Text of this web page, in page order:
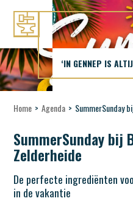
‘IN GENNEP IS
Home > Agenda > SummerSunday
SummerSunday bij
Zelderheide
De perfecte ingrediënten
in de vakantie